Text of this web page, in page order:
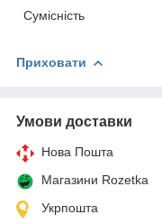
Сумісність
Приховати
Умови доставки
Нова Пошта
Магазини Rozetka
Укрпошта